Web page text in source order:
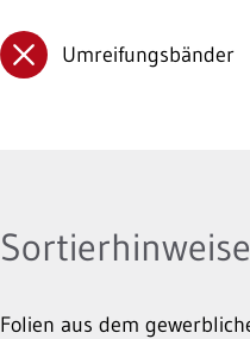
Umreifungsbänder
Folien aus dem